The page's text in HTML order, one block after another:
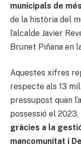
municipals de
de la història del
l’alcalde Javier
Brunet Piñana en
Aquestes xifres
respecte als 13
pressupost quan
possessió el 2023.
gràcies a la
mancomunitat i